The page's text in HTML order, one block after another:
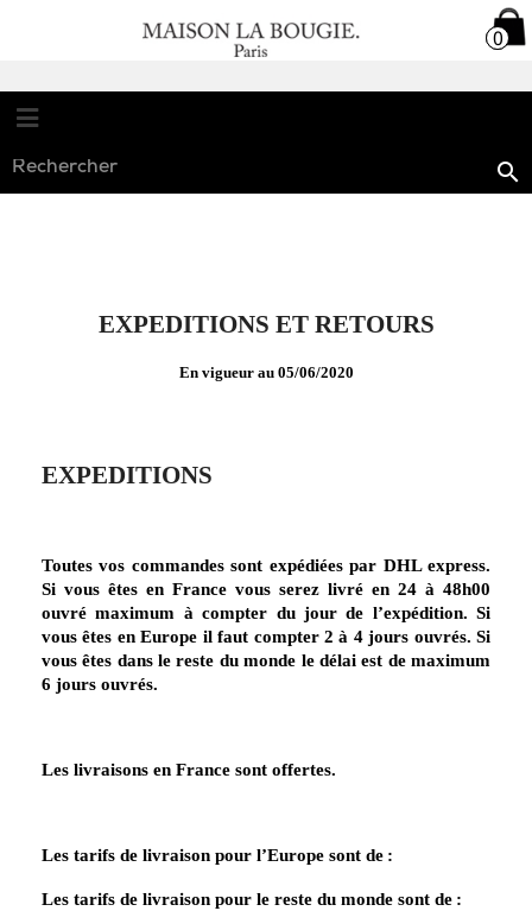
0


0
EXPEDITIONS ET RETOURS
En vigueur au 05/06/2020
EXPEDITIONS
Toutes vos commandes sont expédiées par DHL express.
Si vous êtes en France vous serez livré en 24 à 48h00
ouvré maximum à compter du jour de l’expédition. Si
vous êtes en Europe il faut compter 2 à 4 jours ouvrés. Si
vous êtes dans le reste du monde le délai est de maximum
6 jours ouvrés.
Les livraisons en France sont offertes.
Les tarifs de livraison pour l’Europe sont de :
Les tarifs de livraison pour le reste du monde sont de :